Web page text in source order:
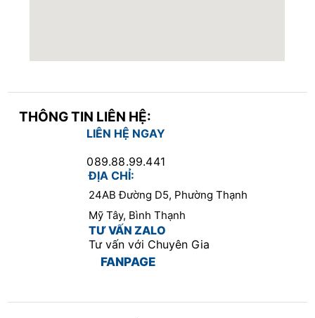
THÔNG TIN LIÊN HỆ:
LIÊN HỆ NGAY
089.88.99.441
ĐỊA CHỈ:
24AB Đường D5, Phường Thạnh
Mỹ Tây, Bình Thạnh
TƯ VẤN ZALO
Tư vấn với Chuyên Gia
FANPAGE